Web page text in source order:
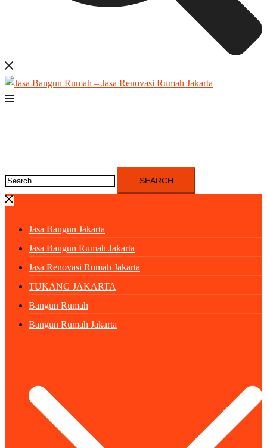
Search
for:
Jasa Bangun Jakarta
Jasa Bangun Rumah Jakarta
Jasa Renovasi Rumah Jakarta
TUKANG JAKARTA
Bangun Rumah
Bangun Rumah Jakarta